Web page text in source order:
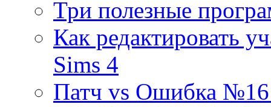
Три полезные
Как редактировать
Sims 4
Патч vs Ошибка №16